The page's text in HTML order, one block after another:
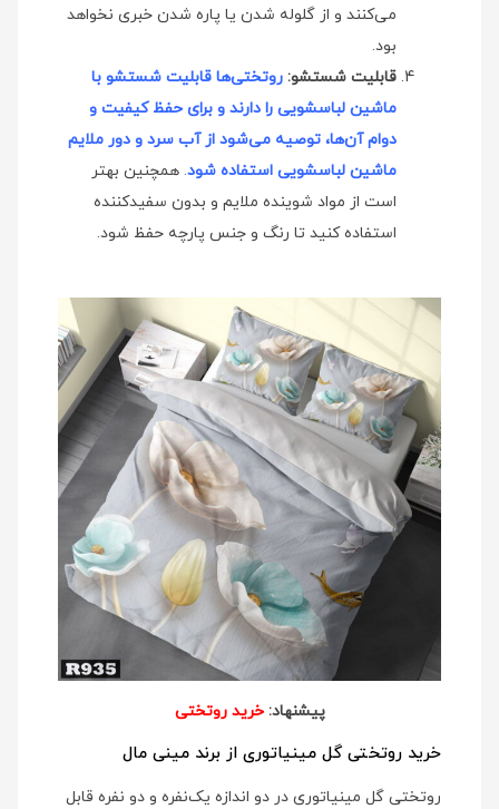
می‌کنند و از گلوله شدن یا پاره شدن خبری نخواهد
بود.
قابلیت شستشو: روتختی‌ها قابلیت شستشو با
ماشین لباسشویی را دارند و برای حفظ کیفیت و
دوام آن‌ها، توصیه می‌شود از آب سرد و دور ملایم
ماشین لباسشویی استفاده شود. همچنین بهتر
است از مواد شوینده ملایم و بدون سفیدکننده
استفاده کنید تا رنگ و جنس پارچه حفظ شود.
پیشنهاد:خرید روتختی
خرید روتختی گل مینیاتوری از برند مینی مال
روتختی گل مینیاتوری در دو اندازه یک‌نفره و دو نفره قابل